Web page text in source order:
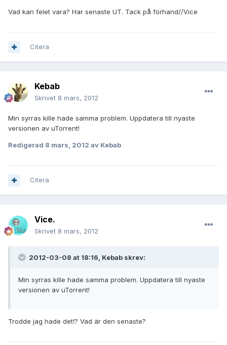
Vad kan felet vara? Har senaste UT. Tack på förhand//Vice
Citera
Kebab
Skrivet 8 mars, 2012
Min syrras kille hade samma problem. Uppdatera till nyaste
versionen av uTorrent!
Redigerad 8 mars, 2012 av Kebab
Citera
Vice.
Skrivet 8 mars, 2012
2012-03-08 at 18:16, Kebab skrev:
Min syrras kille hade samma problem. Uppdatera till nyaste
versionen av uTorrent!
Trodde jag hade det!? Vad är den senaste?